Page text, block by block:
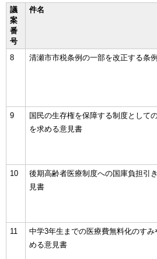
議
案
番
号
件名
8
清瀬市市税条例の一部を改正する条例
9
国民の生存権を保障する制度として
を求める意見書
10
後期高齢者医療制度への国庫負担引
見書
11
中学3年生までの医療費無料化のす
める意見書